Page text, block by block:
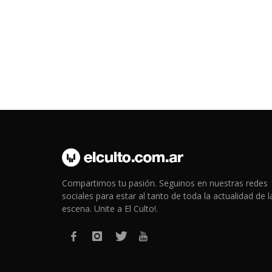
Compartimos tu pasión. Seguinos en nuestras redes
sociales para estar al tanto de toda la actualidad de
escena. Unite a El Culto!.